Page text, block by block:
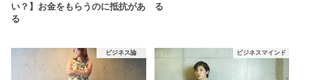
い？】お金をもらうのに抵抗があ
る
る
ビジネス論 ビジネスマインド